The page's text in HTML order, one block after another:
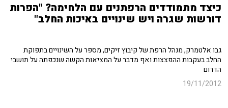
כיצד מתמודדים הרפתנים עם הלחימה? "הפרות
דורשות שגרה ויש שינויים באיכות החלב"
גבו אלטמרק, מנהל הרפת של קיבוץ זיקים, מספר על השינויים בתפוקת
החלב בעקבות ההפצצות ואף מדבר על המציאות הקשה שנכפתה על תושבי
הדרום
19/11/2012